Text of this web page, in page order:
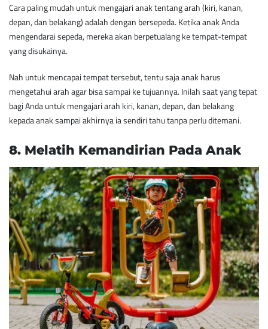
Cara paling mudah untuk mengajari anak tentang arah (kiri, kanan,
depan, dan belakang) adalah dengan bersepeda. Ketika anak Anda
mengendarai sepeda, mereka akan berpetualang ke tempat-tempat
yang disukainya.
Nah untuk mencapai tempat tersebut, tentu saja anak harus
mengetahui arah agar bisa sampai ke tujuannya. Inilah saat yang tepat
bagi Anda untuk mengajari arah kiri, kanan, depan, dan belakang
kepada anak sampai akhirnya ia sendiri tahu tanpa perlu ditemani.
8. ​Melatih Kemandirian Pada Anak